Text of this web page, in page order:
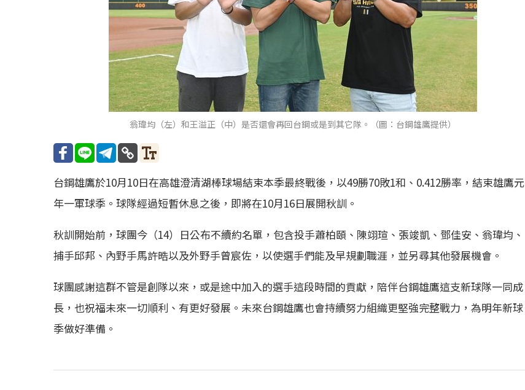
翁瑋均（左）和王溢正（中）是否還會再回台鋼或是到其它隊。（圖：台鋼雄鷹提供）
台鋼雄鷹於10月10日在高雄澄清湖棒球場結束本季最終戰後，以49勝70敗1和、0.412勝率，結束雄鷹元
年一軍球季。球隊經過短暫休息之後，即將在10月16日展開秋訓。
秋訓開始前，球團今（14）日公布不續約名單，包含投手蕭柏頤、陳翊瑄、張竣凱、鄧佳安、翁瑋均、
捕手邱邦、內野手馬許晧以及外野手曾宸佐，以使選手們能及早規劃職涯，並另尋其他發展機會。
球團感謝這群不管是創隊以來，或是途中加入的選手這段時間的貢獻，陪伴台鋼雄鷹這支新球隊一同成
長，也祝福未來一切順利、有更好發展。未來台鋼雄鷹也會持續努力組織更堅強完整戰力，為明年新球
季做好準備。